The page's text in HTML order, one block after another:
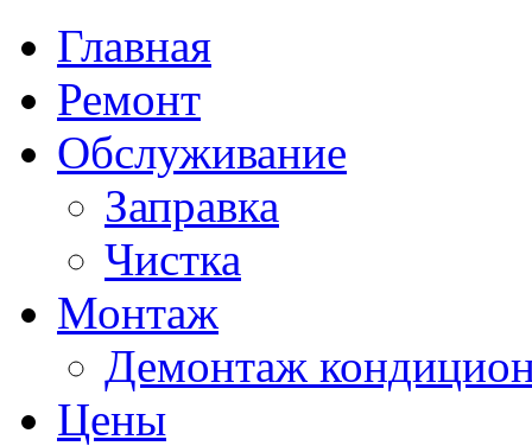
Главная
Ремонт
Обслуживание
Заправка
Чистка
Монтаж
Демонтаж
Цены